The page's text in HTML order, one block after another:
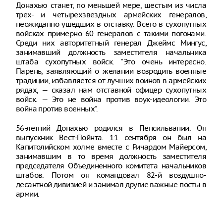
Донахью станет, по меньшей мере, шестым из числа
трех- и четырехзвездных армейских генералов,
неожиданно ушедших в отставку. Всего в сухопутных
войсках примерно 60 генералов с такими погонами.
Среди них авторитетный генерал Джеймс Мингус,
занимавший должность заместителя начальника
штаба сухопутных войск. "Это очень интересно.
Парень, заявляющий о желании возродить военные
традиции, избавляется от лучших воинов в армейских
рядах, — сказал нам отставной офицер сухопутных
войск. — Это не война против воук-идеологии. Это
война против военных".
56-летний Донахью родился в Пенсильвании. Он
выпускник Вест-Пойнта. 11 сентября он был на
Капитолийском холме вместе с Ричардом Майерсом,
занимавшим в то время должность заместителя
председателя Объединенного комитета начальников
штабов. Потом он командовал 82-й воздушно-
десантной дивизией и занимал другие важные посты в
армии.